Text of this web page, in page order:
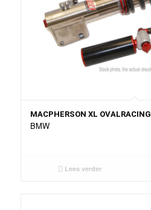
MACPHERSON XL OVALRACING
BMW
Lees verder